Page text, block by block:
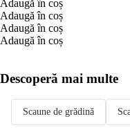
Adaugă în coș
Adaugă în coș
Adaugă în coș
Adaugă în coș
Descoperă mai multe
Scaune de grădină